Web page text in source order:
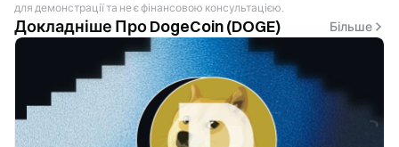
для демонстрації та не є фінансовою консультацією.
Докладніше Про DogeCoin (DOGE) Більше